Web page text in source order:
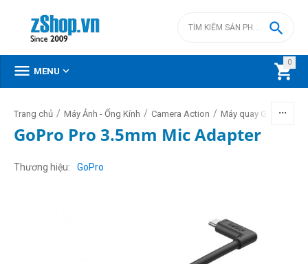
0


 MENU 
Trang chủ / Máy Ảnh - Ống Kính / Camera Action / Máy quay GoPro
GoPro Pro 3.5mm Mic Adapter
Thương hiệu GoPro